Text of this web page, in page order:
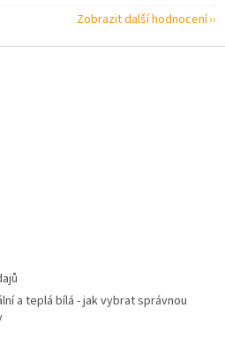
Zobrazit další hodnocení
a teplá bílá - jak vybrat správnou